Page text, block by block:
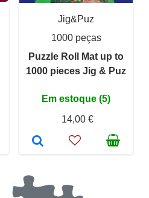
Jig&Puz
1000 peças
Puzzle Roll Mat up to
1000 pieces Jig & Puz
Em estoque (5)
14,00 €